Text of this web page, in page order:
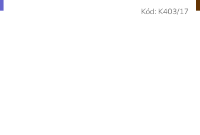
Kód: K403/17